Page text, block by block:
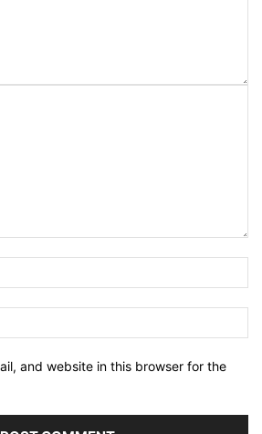
and website in this browser for the